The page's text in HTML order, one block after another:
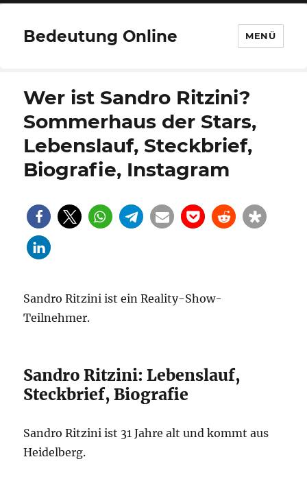
Bedeutung Online MENÜ
Wer ist Sandro Ritzini?
Sommerhaus der Stars,
Lebenslauf, Steckbrief,
Biografie, Instagram
Sandro Ritzini ist ein Reality-Show-
Teilnehmer.
Sandro Ritzini: Lebenslauf,
Steckbrief, Biografie
Sandro Ritzini ist 31 Jahre alt und kommt aus
Heidelberg.